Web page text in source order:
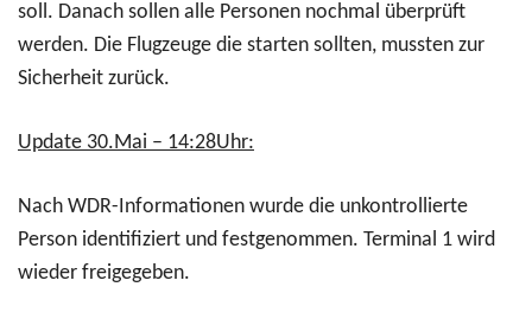
soll. Danach sollen alle Personen nochmal überprüft
werden. Die Flugzeuge die starten sollten, mussten zur
Sicherheit zurück.
Update 30.Mai – 14:28Uhr:
Nach WDR-Informationen wurde die unkontrollierte
Person identifiziert und festgenommen. Terminal 1 wird
wieder freigegeben.